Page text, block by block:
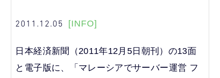
2011.12.05 [INFO]
日本経済新聞（2011年12月5日朝刊）の13面
と電子版に、「マレーシアでサーバー運営 フ